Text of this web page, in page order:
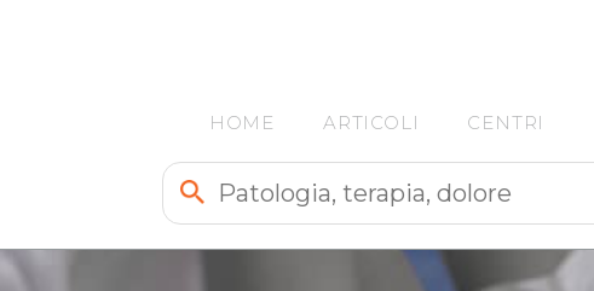
HOME ARTICOLI CENTRI